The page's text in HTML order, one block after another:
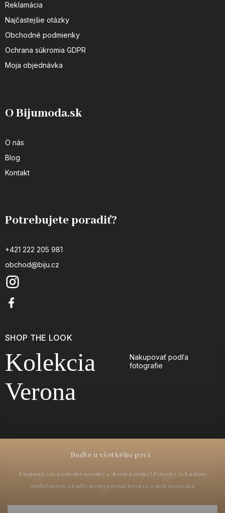
Reklamácia
Najčastejšie otázky
Obchodné podmienky
Ochrana súkromia GDPR
Moja objednávka
O Bijumoda.sk
O nás
Blog
Kontakt
Potrebujete poradiť?
+421 222 205 981
obchod@biju.cz
SHOP THE LOOK
Kolekcia
Verona
Nakupovať podľa
fotografie